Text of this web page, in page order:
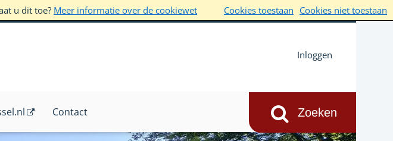
u dit toe? Meer informatie over de cookiewet Cookies toestaan Cookies niet toestaan
Inloggen
Contact